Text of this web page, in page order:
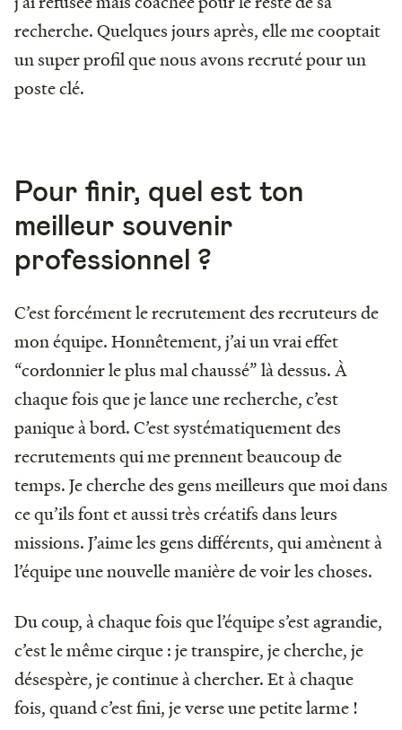
recherche. Quelques jours après, elle me cooptait
un super profil que nous avons recruté pour un
poste clé.
Pour finir, quel est ton
meilleur souvenir
professionnel ?
C’est forcément le recrutement des recruteurs de
mon équipe. Honnêtement, j’ai un vrai effet
“cordonnier le plus mal chaussé” là dessus. À
chaque fois que je lance une recherche, c’est
panique à bord. C’est systématiquement des
recrutements qui me prennent beaucoup de
temps. Je cherche des gens meilleurs que moi dans
ce qu’ils font et aussi très créatifs dans leurs
missions. J’aime les gens différents, qui amènent à
l’équipe une nouvelle manière de voir les choses.
Du coup, à chaque fois que l’équipe s’est agrandie,
c’est le même cirque : je transpire, je cherche, je
désespère, je continue à chercher. Et à chaque
fois, quand c’est fini, je verse une petite larme !